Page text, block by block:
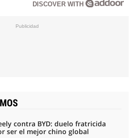
DISCOVER WITH
contra BYD: duelo fratricida
ser el mejor chino global